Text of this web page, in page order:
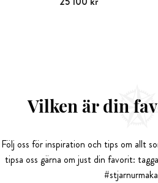
Vilken är din
Följ oss för inspiration och tips om allt
tipsa oss gärna om just din favorit: